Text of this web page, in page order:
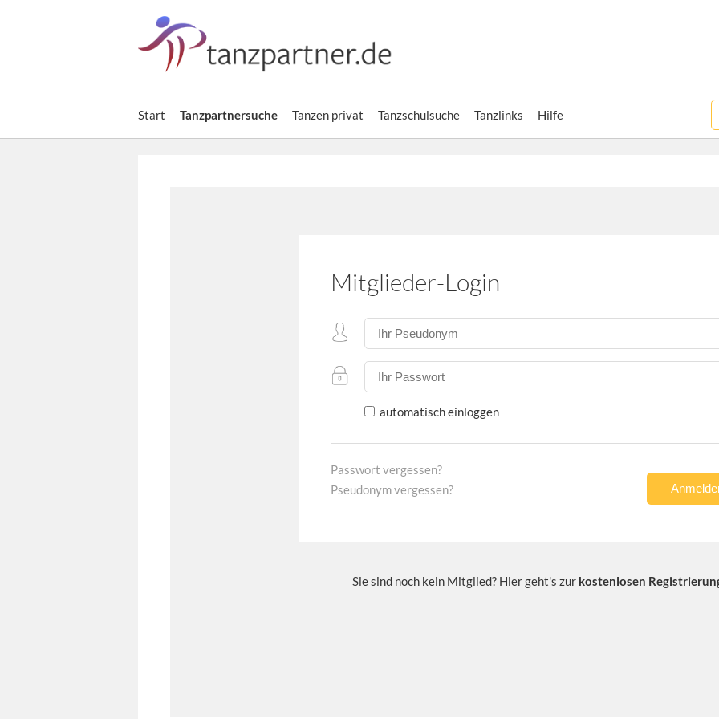
Start Tanzpartnersuche Tanzen privat Tanzschulsuche Tanzlinks Hilfe
Mitglieder-Login
automatisch einloggen
Passwort vergessen?
Pseudonym vergessen?
Sie sind noch kein Mitglied? Hier geht's zur kostenlosen